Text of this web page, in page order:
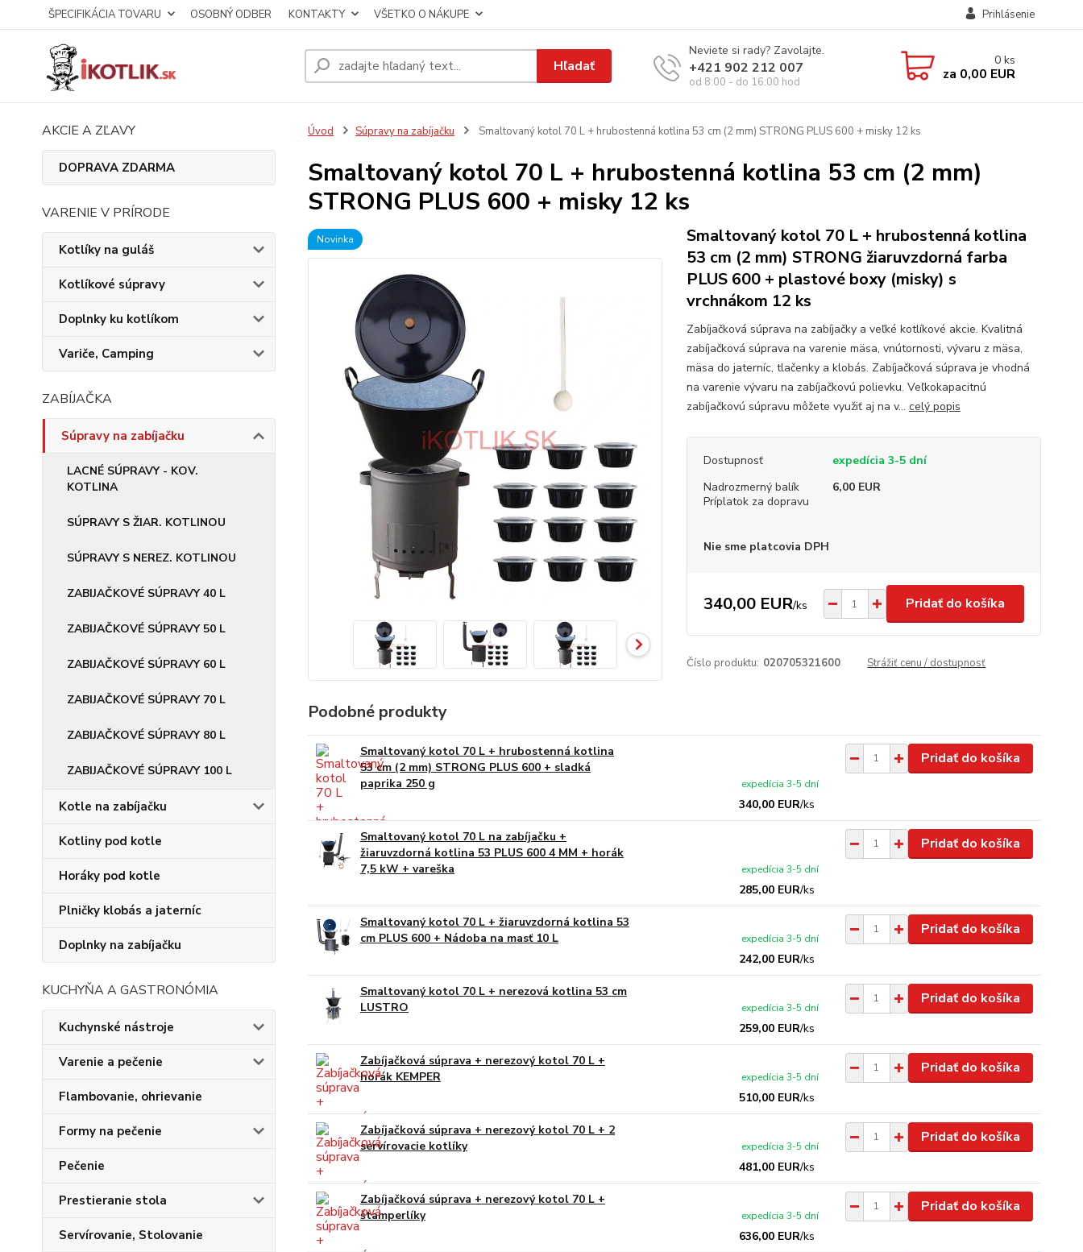
ŠPECIFIKÁCIA TOVARU OSOBNÝ ODBER KONTAKTY VŠETKO O NÁKUPE Prihlásenie
Hľadať
Neviete si rady? Zavolajte.
+421 902 212 007
od 8:00 - do 16:00 hod
0 ks
za 0,00 EUR
AKCIE A ZĽAVY
DOPRAVA ZDARMA
VARENIE V PRÍRODE
Kotlíky na guláš
Kotlíkové súpravy
Doplnky ku kotlíkom
Variče, Camping
ZABÍJAČKA
Súpravy na zabíjačku
LACNÉ SÚPRAVY - KOV.
KOTLINA
SÚPRAVY S ŽIAR. KOTLINOU
SÚPRAVY S NEREZ. KOTLINOU
ZABIJAČKOVÉ SÚPRAVY 40 L
ZABIJAČKOVÉ SÚPRAVY 50 L
ZABIJAČKOVÉ SÚPRAVY 60 L
ZABIJAČKOVÉ SÚPRAVY 70 L
ZABIJAČKOVÉ SÚPRAVY 80 L
ZABIJAČKOVÉ SÚPRAVY 100 L
Kotle na zabíjačku
Kotliny pod kotle
Horáky pod kotle
Plničky klobás a jaterníc
Doplnky na zabíjačku
KUCHYŇA A GASTRONÓMIA
Kuchynské nástroje
Varenie a pečenie
Flambovanie, ohrievanie
Formy na pečenie
Pečenie
Prestieranie stola
Servírovanie, Stolovanie
Úvod Súpravy na zabíjačku Smaltovaný kotol 70 L + hrubostenná kotlina 53 cm (2 mm) STRONG PLUS 600 + misky 12 ks
Smaltovaný kotol 70 L + hrubostenná kotlina 53 cm (2 mm)
STRONG PLUS 600 + misky 12 ks
Novinka
Smaltovaný kotol 70 L + hrubostenná kotlina
53 cm (2 mm) STRONG žiaruvzdorná farba
PLUS 600 + plastové boxy (misky) s
vrchnákom 12 ks
Zabíjačková súprava na zabíjačky a veľké kotlíkové akcie. Kvalitná
zabíjačková súprava na varenie mäsa, vnútornosti, vývaru z mäsa,
mäsa do jaterníc, tlačenky a klobás. Zabíjačková súprava je vhodná
na varenie vývaru na zabíjačkovú polievku. Veľkokapacitnú
zabíjačkovú súpravu môžete využiť aj na v... celý popis
Dostupnosť
expedícia 3-5 dní
Nadrozmerný balík
Príplatok za dopravu
6,00 EUR
Nie sme platcovia DPH
340,00 EUR/ks Pridať do košíka
Číslo produktu: 020705321600 Strážiť cenu / dostupnosť
Podobné produkty
Smaltovaný kotol 70 L + hrubostenná kotlina
53 cm (2 mm) STRONG PLUS 600 + sladká
paprika 250 g
340,00 EUR/ks
expedícia 3-5 dní
Pridať do košíka
Smaltovaný kotol 70 L na zabíjačku +
žiaruvzdorná kotlina 53 PLUS 600 4 MM + horák
7,5 kW + vareška
285,00 EUR/ks
expedícia 3-5 dní
Pridať do košíka
Smaltovaný kotol 70 L + žiaruvzdorná kotlina 53
cm PLUS 600 + Nádoba na masť 10 L
242,00 EUR/ks
expedícia 3-5 dní
Pridať do košíka
Smaltovaný kotol 70 L + nerezová kotlina 53 cm
LUSTRO
259,00 EUR/ks
expedícia 3-5 dní
Pridať do košíka
Zabíjačková súprava + nerezový kotol 70 L +
horák KEMPER
510,00 EUR/ks
expedícia 3-5 dní
Pridať do košíka
Zabíjačková súprava + nerezový kotol 70 L + 2
servírovacie kotlíky
481,00 EUR/ks
expedícia 3-5 dní
Pridať do košíka
Zabíjačková súprava + nerezový kotol 70 L +
štamperlíky
636,00 EUR/ks
expedícia 3-5 dní
Pridať do košíka